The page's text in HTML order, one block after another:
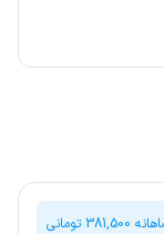
381,500 تومانی